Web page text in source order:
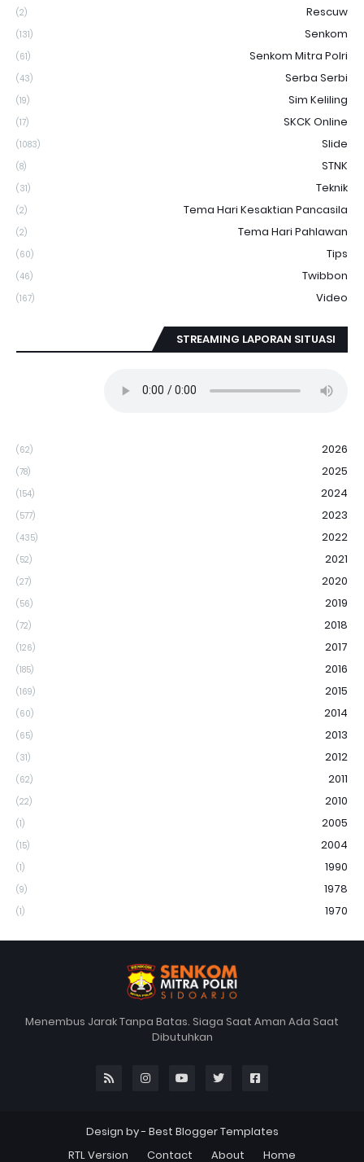
Rescuw
(2)
Senkom
(131)
Senkom Mitra Polri
(61)
Serba Serbi
(43)
Sim Keliling
(19)
SKCK Online
(17)
Slide
(1083)
STNK
(8)
Teknik
(31)
Tema Hari Kesaktian Pancasila
(2)
Tema Hari Pahlawan
(2)
Tips
(60)
Twibbon
(46)
Video
(167)
STREAMING LAPORAN SITUASI
2026
(62)
2025
(78)
2024
(154)
2023
(577)
2022
(435)
2021
(52)
2020
(27)
2019
(56)
2018
(72)
2017
(126)
2016
(185)
2015
(169)
2014
(60)
2013
(65)
2012
(31)
2011
(62)
2010
(22)
2005
(1)
2004
(15)
1990
(1)
1978
(9)
1970
(1)
Menembus Jarak Tanpa Batas. Siaga Saat Aman Ada Saat
Dibutuhkan
Design by - Best Blogger Templates
Home
About
Contact
RTL Version